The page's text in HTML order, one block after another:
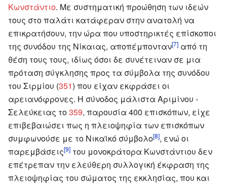
Κωνστάντιο. Με συστηματική προώθηση των ιδεών
τους στο παλάτι κατάφεραν στην ανατολή να
επικρατήσουν, την ώρα που υποστηρικτές επίσκοποι
της συνόδου της Νίκαιας, αποπέμπονταν[7] από τη
θέση τους τους, ιδίως όσοι δε συνέτειναν σε μια
πρόταση σύγκλησης προς τα σύμβολα της συνόδου
του Σιρμίου (351) που είχαν εκφράσει οι
αρειανόφρονες. Η σύνοδος μάλιστα Αριμίνου -
Σελεύκειας το359, παρουσία 400 επισκόπων, είχε
επιβεβαιώσει πως η πλειοψηφία των επισκόπων
συμφωνούσε με το Νικαϊκό σύμβολο[8], ενώ οι
παρεμβάσεις[9] του μονοκράτορα Κωνστάντιου δεν
επέτρεπαν την ελεύθερη συλλογική έκφραση της
πλειοψηφίας του σώματος της εκκλησίας, που και